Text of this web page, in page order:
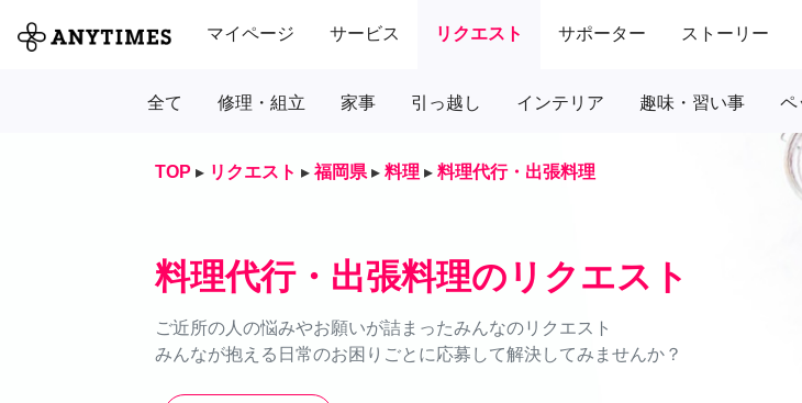
マイページ サービス リクエスト サポーター ストーリー
全て 修理・組立 家事 引っ越し インテリア 趣味・習い事 ペ
TOP ▸ リクエスト ▸ 福岡県 ▸ 料理 ▸ 料理代行・出張料理
料理代行・出張料理のリクエスト
ご近所の人の悩みやお願いが詰まったみんなのリクエスト
みんなが抱える日常のお困りごとに応募して解決してみませんか？